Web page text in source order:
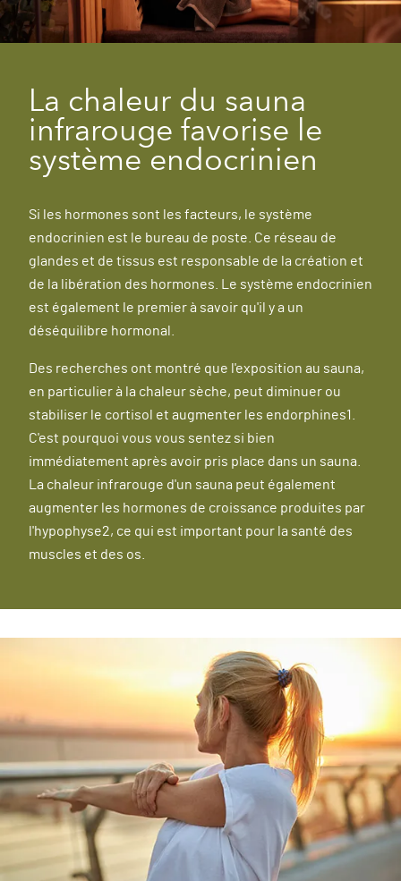
La chaleur du sauna
infrarouge favorise le
système endocrinien
Si les hormones sont les facteurs, le système
endocrinien est le bureau de poste. Ce réseau de
glandes et de tissus est responsable de la création et
de la libération des hormones. Le système endocrinien
est également le premier à savoir qu'il y a un
déséquilibre hormonal.
Des recherches ont montré que l'exposition au sauna,
en particulier à la chaleur sèche, peut diminuer ou
stabiliser le cortisol et augmenter les endorphines1.
C'est pourquoi vous vous sentez si bien
immédiatement après avoir pris place dans un sauna.
La chaleur infrarouge d'un sauna peut également
augmenter les hormones de croissance produites par
l'hypophyse2, ce qui est important pour la santé des
muscles et des os.